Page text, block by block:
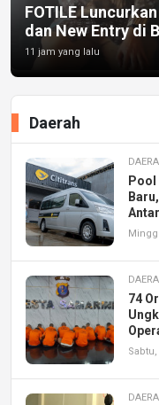
FOTILE
dan New Entry di
11 jam yang lalu
Daerah
74